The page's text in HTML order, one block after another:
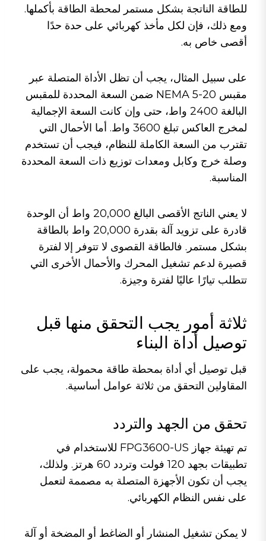
للطاقة الناتجة بشكل مستمر لمحطة الطاقة بأكملها.
ومع ذلك، فإن لكل مأخذ كهربائي على حدة حدًا
أقصى خاص به.
على سبيل المثال، يجب أن تظل الأداة المتصلة عبر
مقبس NEMA 5-20 ضمن السعة المحددة للمقبس
البالغة 2400 واط، حتى وإن كانت السعة الإجمالية
لمخرج العاكس تبلغ 3600 واط. أما الأحمال التي
تقترب من السعة الكاملة للنظام، فيجب أن تستخدم
وصلة خرج وكابل ومعدات توزيع ذات السعة المحددة
المناسبة.
لا يعني الناتج الأقصى البالغ 20,000 واط أن الوحدة
قادرة على تزويد آلة بقدرة 20,000 واط بالطاقة
بشكل مستمر. فالطاقة القصوى لا تتوفر إلا لفترة
قصيرة لدعم تشغيل المحرك والأحمال الأخرى التي
تتطلب تيارًا عاليًا لفترة وجيزة.
ثلاثة أمور يجب التحقق منها قبل
توصيل أداة البناء
قبل توصيل أي أداة بمحطة طاقة محمولة، يجب على
المقاولين التحقق من ثلاثة عوامل أساسية.
تحقق من الجهد والتردد
تم تهيئة جهاز FPG3600-US للاستخدام في
تطبيقات بجهد 120 فولت وتردد 60 هرتز. ولذلك،
يجب أن تكون الأجهزة المتصلة به مصممة لتعمل
على نفس النظام الكهربائي.
لا يمكن تشغيل المنشار أو الضاغط أو المضخة أو آلة